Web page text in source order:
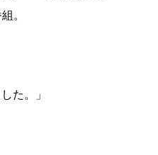
。
た。」